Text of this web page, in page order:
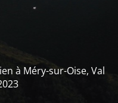
à Méry-sur-Oise, Val